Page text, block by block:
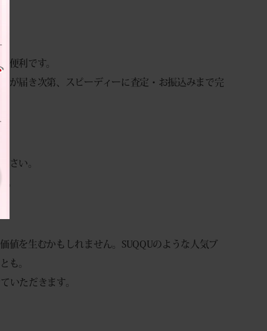
便利です。
が届き次第、スピーディーに査定・お振込みまで完
さい。
値を生むかもしれません。SUQQUのような人気ブ
も。
いただきます。